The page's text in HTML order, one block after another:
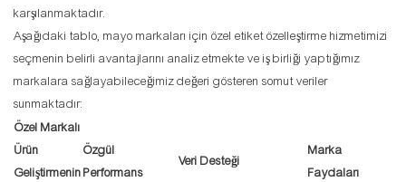
karşılanmaktadır.
Aşağıdaki tablo, mayo markaları için özel etiket özelleştirme hizmetimizi
seçmenin belirli avantajlarını analiz etmekte ve iş birliği yaptığımız
markalara sağlayabileceğimiz değeri gösteren somut veriler
sunmaktadır:
Özel Markalı
Ürün
Geliştirmenin
Özgül
Performans
Veri Desteği
Marka
Faydaları